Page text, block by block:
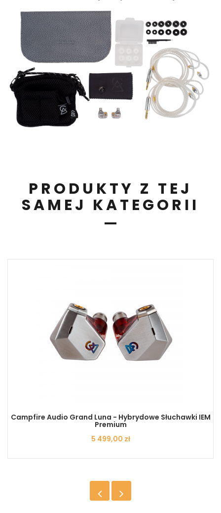
PRODUKTY Z TEJ
SAMEJ KATEGORII
Campfire Audio Grand Luna - Hybrydowe Słuchawki IEM
Premium
Cena
5 499,00 zł